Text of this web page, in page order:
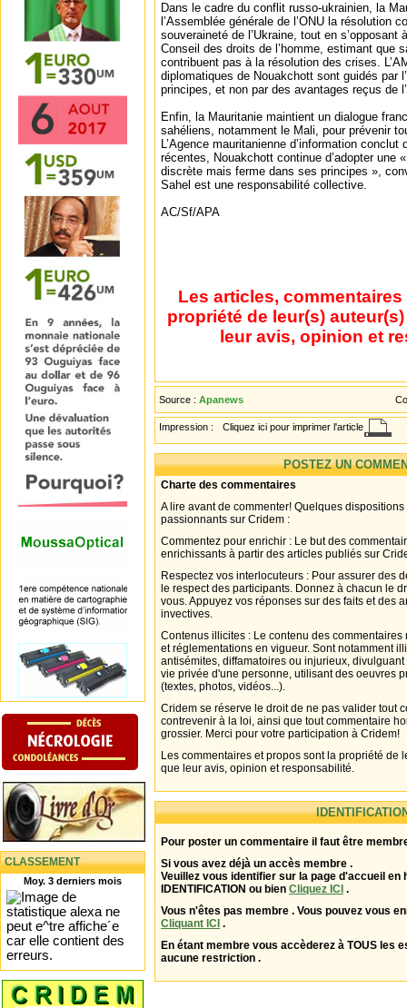
CLASSEMENT
Moy. 3 derniers mois
Dans le cadre du conflit russo-ukrainien, la
l’Assemblée générale de l’ONU la résolution
souveraineté de l’Ukraine, tout en s’opposant
Conseil des droits de l’homme, estimant que
contribuent pas à la résolution des crises.
diplomatiques de Nouakchott sont guidés par
principes, et non par des avantages reçus de
Enfin, la Mauritanie maintient un dialogue
sahéliens, notamment le Mali, pour prévenir
L’Agence mauritanienne d’information
récentes, Nouakchott continue d’adopter une
discrète mais ferme dans ses principes »,
Sahel est une responsabilité collective.
AC/Sf/APA
Les articles,
propriété de leur(s)
leur avis, opinion et
Source : Apanews
Impression : Cliquez ici pour imprimer l'article
POSTEZ UN
Charte des commentaires
A lire avant de commenter! Quelques
passionnants sur Cridem :
Commentez pour enrichir : Le but des
enrichissants à partir des articles publiés sur
Respectez vos interlocuteurs : Pour assurer des
le respect des participants. Donnez à chacun le
vous. Appuyez vos réponses sur des faits et des
invectives.
Contenus illicites : Le contenu des
et réglementations en vigueur. Sont notamment
antisémites, diffamatoires ou injurieux,
vie privée d'une personne, utilisant des oeuvres
(textes, photos, vidéos...).
Cridem se réserve le droit de ne pas valider tout
contrevenir à la loi, ainsi que tout commentaire
grossier. Merci pour votre participation à Cridem!
Les commentaires et propos sont la propriété de
que leur avis, opinion et responsabilité.
Pour poster un commentaire il faut être
Si vous avez déjà un accès membre .
Veuillez vous identifier sur la page d'accueil en
IDENTIFICATION ou bien Cliquez ICI .
Vous n'êtes pas membre . Vous pouvez vous
Cliquant ICI .
En étant membre vous accèderez à TOUS les
aucune restriction .